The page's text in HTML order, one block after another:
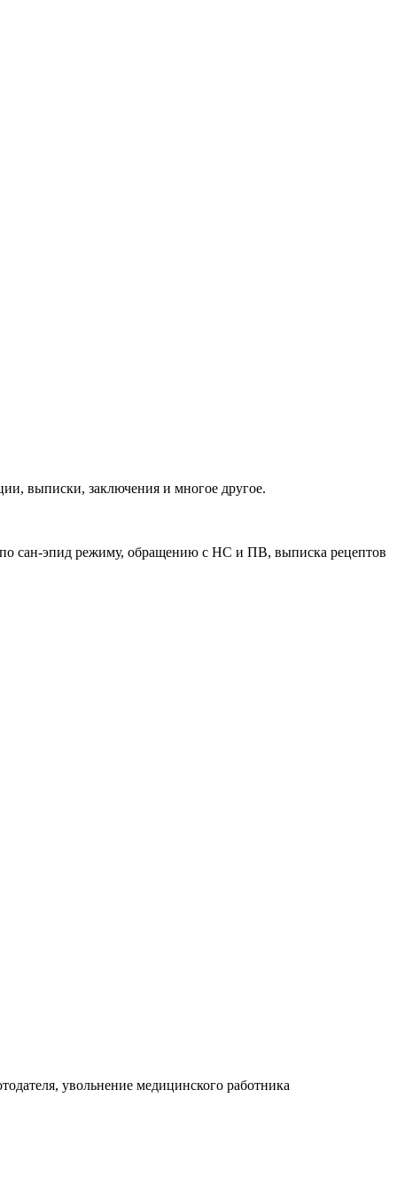
выписки, заключения и многое другое.
сан-эпид режиму, обращению с НС и ПВ, выписка рецептов
увольнение медицинского работника